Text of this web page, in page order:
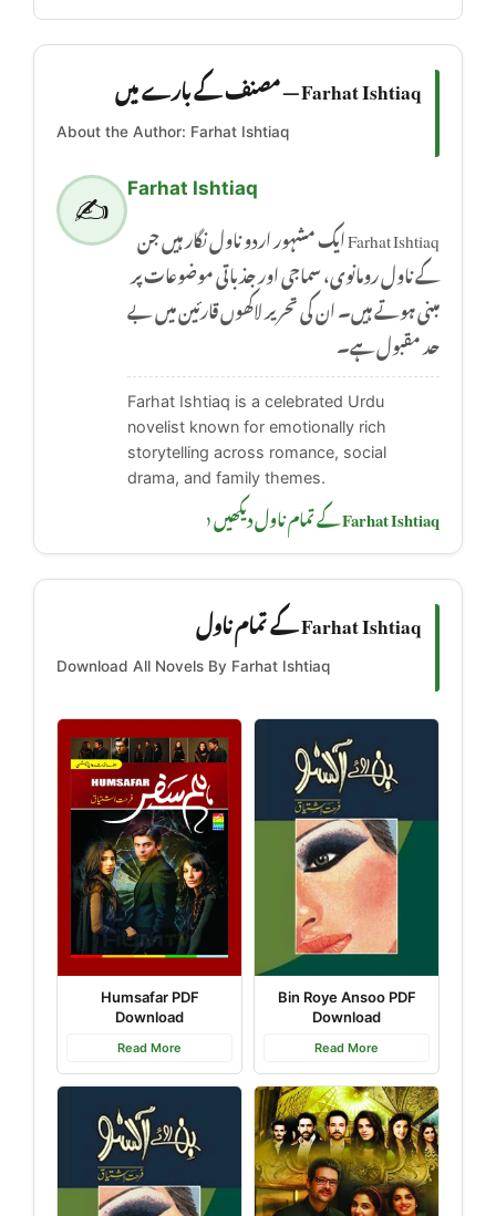
Farhat Ishtiaq — مصنف کے بارے میں
About the Author: Farhat Ishtiaq
✍️
Farhat Ishtiaq
Farhat Ishtiaq ایک مشہور اردو ناول نگار ہیں جن
کے ناول رومانوی، سماجی اور جذباتی موضوعات پر
مبنی ہوتے ہیں۔ ان کی تحریر لاکھوں قارئین میں بے
حد مقبول ہے۔
Farhat Ishtiaq is a celebrated Urdu
novelist known for emotionally rich
storytelling across romance, social
drama, and family themes.
Farhat Ishtiaq کے تمام ناول دیکھیں ‹
Farhat Ishtiaq کے تمام ناول
Download All Novels By Farhat Ishtiaq
Humsafar PDF
Download
Read More
Bin Roye Ansoo PDF
Download
Read More